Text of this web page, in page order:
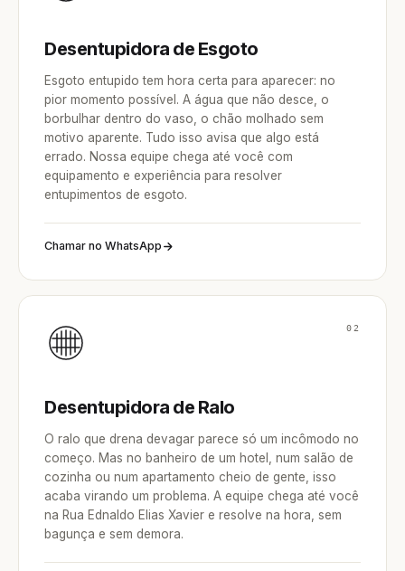
Desentupidora de Esgoto
Esgoto entupido tem hora certa para aparecer: no
pior momento possível. A água que não desce, o
borbulhar dentro do vaso, o chão molhado sem
motivo aparente. Tudo isso avisa que algo está
errado. Nossa equipe chega até você com
equipamento e experiência para resolver
entupimentos de esgoto.
Chamar no WhatsApp
02
Desentupidora de Ralo
O ralo que drena devagar parece só um incômodo no
começo. Mas no banheiro de um hotel, num salão de
cozinha ou num apartamento cheio de gente, isso
acaba virando um problema. A equipe chega até você
na Rua Ednaldo Elias Xavier e resolve na hora, sem
bagunça e sem demora.